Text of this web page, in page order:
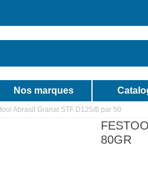
Nos marques
Abrasif Granat STF D125/8 par 50
80GR